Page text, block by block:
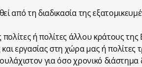
από τη διαδικασία της
πολίτες ή πολίτες άλλου κράτους
και εργασίας στη χώρα μας ή
για όσο χρονικό διάστημα